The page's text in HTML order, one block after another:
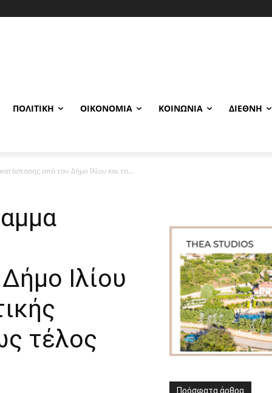
ΠΟΛΙΤΙΚΉ ΟΙΚΟΝΟΜΊΑ ΚΟΙΝΩΝΊΑ ΔΙΕΘΝΉ
από τον Δήμο Ιλίου και το...
Ιλίου
τέλος
Πρόσφατα άρθρα